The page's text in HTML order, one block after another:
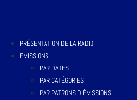
PRÉSENTATION DE LA RADIO
EMISSIONS
PAR DATES
PAR CATÉGORIES
PAR PATRONS D’ÉMISSIONS